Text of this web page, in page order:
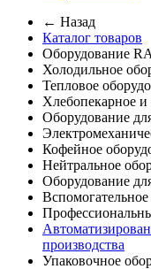
← Назад
Каталог товаров
Оборудование
Холодильное
Тепловое
Хлебопекарное и
Оборудование
Кофейное
Нейтральное
Оборудование
производства
Упаковочное